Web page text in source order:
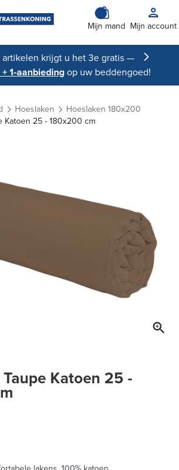
Mijn mand Mijn account
artikelen krijgt u het 3e gratis —
1-aanbiedingop uw beddengoed!
Hoeslaken
Hoeslaken 180x200
Katoen 25 - 180x200 cm
Katoen 25 -